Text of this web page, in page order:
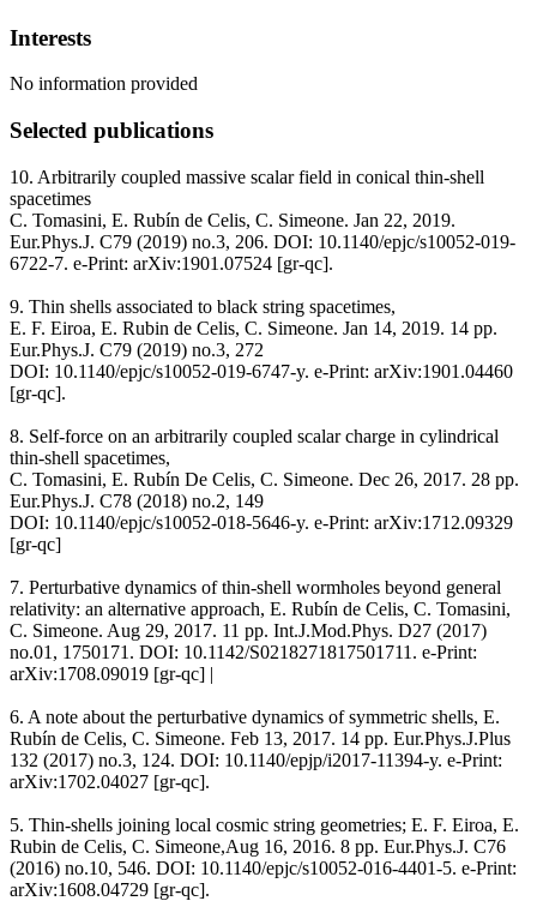
Interests
No information provided
Selected publications
10. Arbitrarily coupled massive scalar field in conical thin-shell
spacetimes
C. Tomasini, E. Rubín de Celis, C. Simeone. Jan 22, 2019.
Eur.Phys.J. C79 (2019) no.3, 206. DOI: 10.1140/epjc/s10052-019-
6722-7. e-Print: arXiv:1901.07524 [gr-qc].
9. Thin shells associated to black string spacetimes,
E. F. Eiroa, E. Rubin de Celis, C. Simeone. Jan 14, 2019. 14 pp.
Eur.Phys.J. C79 (2019) no.3, 272
DOI: 10.1140/epjc/s10052-019-6747-y. e-Print: arXiv:1901.04460
[gr-qc].
8. Self-force on an arbitrarily coupled scalar charge in cylindrical
thin-shell spacetimes,
C. Tomasini, E. Rubín De Celis, C. Simeone. Dec 26, 2017. 28 pp.
Eur.Phys.J. C78 (2018) no.2, 149
DOI: 10.1140/epjc/s10052-018-5646-y. e-Print: arXiv:1712.09329
[gr-qc]
7. Perturbative dynamics of thin-shell wormholes beyond general
relativity: an alternative approach, E. Rubín de Celis, C. Tomasini,
C. Simeone. Aug 29, 2017. 11 pp. Int.J.Mod.Phys. D27 (2017)
no.01, 1750171. DOI: 10.1142/S0218271817501711. e-Print:
arXiv:1708.09019 [gr-qc] |
6. A note about the perturbative dynamics of symmetric shells, E.
Rubín de Celis, C. Simeone. Feb 13, 2017. 14 pp. Eur.Phys.J.Plus
132 (2017) no.3, 124. DOI: 10.1140/epjp/i2017-11394-y. e-Print:
arXiv:1702.04027 [gr-qc].
5. Thin-shells joining local cosmic string geometries; E. F. Eiroa, E.
Rubin de Celis, C. Simeone,Aug 16, 2016. 8 pp. Eur.Phys.J. C76
(2016) no.10, 546. DOI: 10.1140/epjc/s10052-016-4401-5. e-Print:
arXiv:1608.04729 [gr-qc].